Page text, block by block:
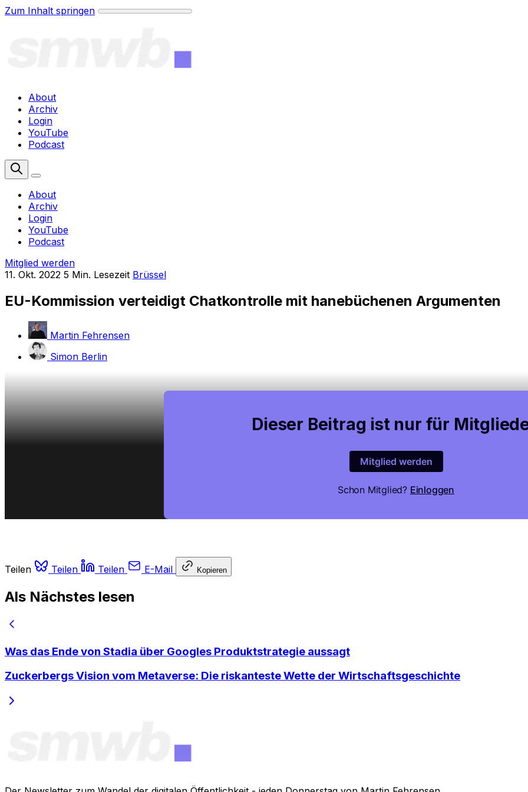
Zum Inhalt springen
About
Archiv
Login
YouTube
Podcast
About
Archiv
Login
YouTube
Podcast
Mitglied werden
11. Okt. 2022 5 Min. Lesezeit Brüssel
EU-Kommission verteidigt Chatkontrolle mit hanebüchenen Argumenten
Martin Fehrensen
Simon Berlin
Dieser Beitrag ist nur für
Mitglied werden
Schon Mitglied? Einloggen
Teilen Teilen Teilen E-Mail Kopieren
Als Nächstes lesen
Was das Ende von Stadia über Googles Produktstrategie aussagt
Zuckerbergs Vision vom Metaverse: Die riskanteste Wette der Wirtschaftsgeschichte